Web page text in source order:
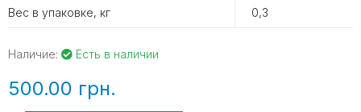
Вес в упаковке, кг 0,3
Наличие: Есть в наличии
500.00 грн.